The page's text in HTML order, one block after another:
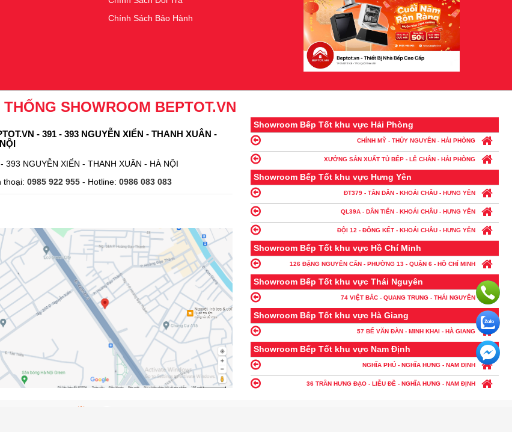
Chính Sách Bảo Hành
THỐNG SHOWROOM BEPTOT.VN
- 391 - 393 NGUYỄN XIỂN - THANH XUÂN -
393 NGUYỄN XIỂN - THANH XUÂN - HÀ NỘI
thoại:0985 922 955- Hotline:0986 083 083
Showroom Bếp Tốt khu vực Hải Phòng
CHÍNH MỸ - THỦY NGUYÊN - HẢI PHÒNG
XƯỞNG SẢN XUẤT TỦ BẾP - LÊ CHÂN - HẢI PHÒNG
Showroom Bếp Tốt khu vực Hưng Yên
ĐT379 - TÂN DÂN - KHOÁI CHÂU - HƯNG YÊN
QL39A - DÂN TIẾN - KHOÁI CHÂU - HƯNG YÊN
ĐỘI 12 - ĐÔNG KẾT - KHOÁI CHÂU - HƯNG YÊN
Showroom Bếp Tốt khu vực Hồ Chí Minh
126 ĐẶNG NGUYÊN CẨN - PHƯỜNG 13 - QUẬN 6 - HỒ CHÍ MINH
Showroom Bếp Tốt khu vực Thái Nguyên
74 VIỆT BẮC - QUANG TRUNG - THÁI NGUYÊN
Showroom Bếp Tốt khu vực Hà Giang
57 BẾ VĂN ĐÀN - MINH KHAI - HÀ GIANG
Showroom Bếp Tốt khu vực Nam Định
NGHĨA PHÚ - NGHĨA HƯNG - NAM ĐỊNH
36 TRẦN HƯNG ĐẠO - LIỄU ĐỀ - NGHĨA HƯNG - NAM ĐỊNH